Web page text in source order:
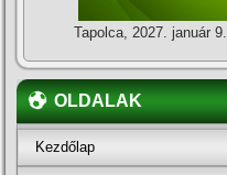
Tapolca, 2027. január 9.
OLDALAK
Kezdőlap